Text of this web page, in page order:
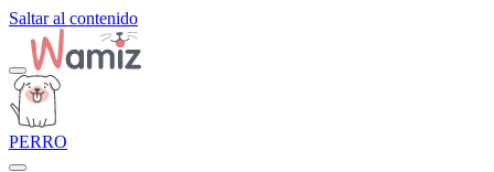
Saltar al contenido
PERRO